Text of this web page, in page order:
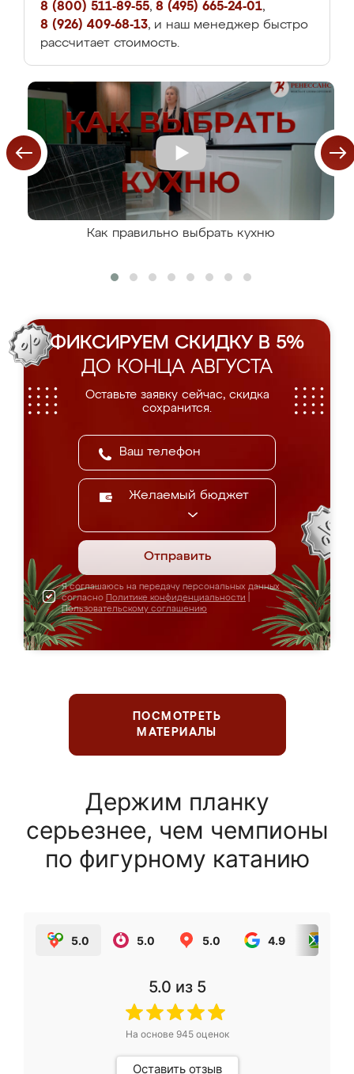
8 (800) 511-89-55, 8 (495) 665-24-01,
8 (926) 409-68-13, и наш менеджер быстро
рассчитает стоимость.
Как правильно выбрать кухню
ФИКСИРУЕМ СКИДКУ В 5%
ДО КОНЦА АВГУСТА
Оставьте заявку сейчас, скидка
сохранится.
Желаемый бюджет
Отправить
Я соглашаюсь на передачу персональных данных
согласно Политике конфиденциальности
Пользовательскому соглашению
ПОСМОТРЕТЬ
МАТЕРИАЛЫ
Держим планку
серьезнее, чем чемпионы
по фигурному катанию
5.0 5.0 5.0 4.9
5.0 из 5
На основе 945оценок
Оставить отзыв